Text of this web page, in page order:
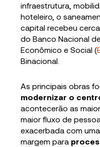
infraestrutura,
hoteleiro, o
capital recebeu
do Banco Nacional
Econômico e Social (
Binacional.
As principais obras
modernizar o
acontecerão as
maior fluxo de
exacerbada com
margem para